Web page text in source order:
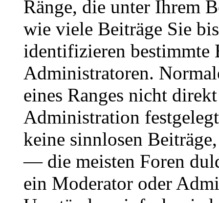
Ränge, die unter Ihrem
wie viele Beiträge Sie
identifizieren bestimmte
Administratoren.
eines Ranges nicht
Administration
keine sinnlosen
— die meisten Foren
ein Moderator oder